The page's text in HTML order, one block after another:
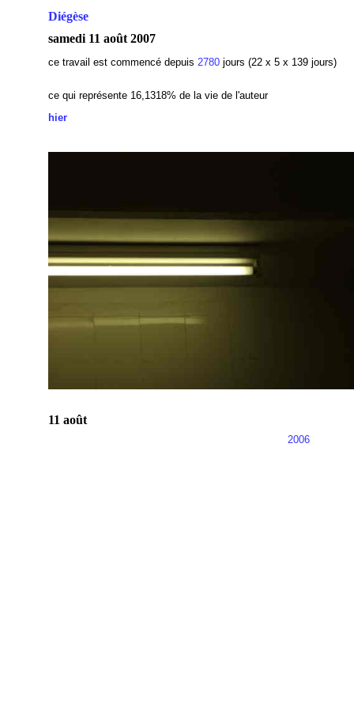
Diégèse
samedi 11 août 2007
ce travail est commencé depuis 2780jours (22 x 5 x 139 jours)
ce qui représente 16,1318% de la vie de l'auteur
hier
11 août
2006